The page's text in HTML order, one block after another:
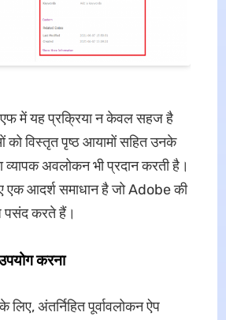
में यह प्रक्रिया न केवल सहज है
को विस्तृत पृष्ठ आयामों सहित उनके
अवलोकन भी प्रदान करती है।
एक आदर्श समाधान है जो Adobe की
पसंद करते हैं।
करना
अंतर्निहित पूर्वावलोकन ऐप